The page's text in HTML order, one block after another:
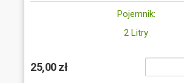
Pojemnik:
2 Litry
25,00 zł